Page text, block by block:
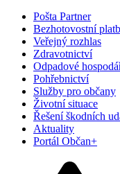
Pošta Partner
Bezhotovostní
Veřejný rozhlas
Zdravotnictví
Odpadové
Pohřebnictví
Služby pro občany
Životní situace
Řešení škodních
Aktuality
Portál Občan+